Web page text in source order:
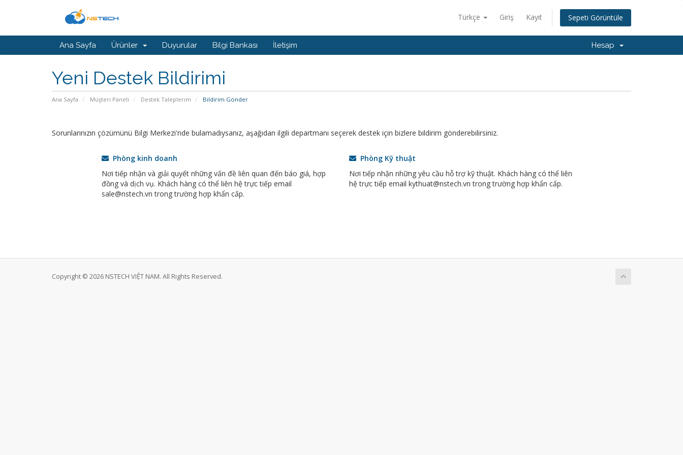
Türkçe Giriş Kayıt Sepeti Görüntüle
Ana Sayfa Ürünler Duyurular Bilgi Bankası İletişim Hesap
Yeni Destek Bildirimi
Ana Sayfa Müşteri Paneli Destek Taleplerim Bildirim Gönder
Sorunlarınızın çözümünü Bilgi Merkezi'nde bulamadıysanız, aşağıdan ilgili departmanı seçerek destek için bizlere bildirim gönderebilirsiniz.
Phòng kinh doanh
Nơi tiếp nhận và giải quyết những vấn đề liên quan đến báo giá, hợp
đồng và dịch vụ. Khách hàng có thể liên hệ trực tiếp email
sale@nstech.vn trong trường hợp khẩn cấp.
Phòng Kỹ thuật
Nơi tiếp nhận những yêu cầu hỗ trợ kỹ thuật. Khách hàng có thể liên
hệ trực tiếp email kythuat@nstech.vn trong trường hợp khẩn cấp.
Copyright © 2026 NSTECH VIỆT NAM. All Rights Reserved.